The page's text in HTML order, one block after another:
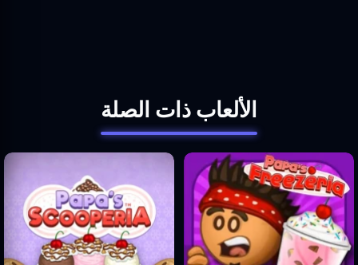
الألعاب ذات الصلة